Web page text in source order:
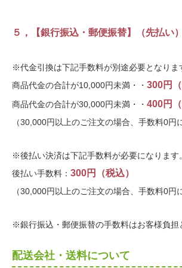
５，【銀行振込・郵便振替】（先払い）
※代金引換は下記手数料が別途必要となりま
商品代金の合計が10,000円未満・・ 300円（
商品代金の合計が30,000円未満・・ 400円（
（30,000円以上のご注文の場合、手数料0円
※後払い決済は下記手数料が必要になります。
後払い手数料： 300円（税込）
（30,000円以上のご注文の場合、手数料0円
※銀行振込・郵便振替の手数料はお客様負担
配送会社・送料について